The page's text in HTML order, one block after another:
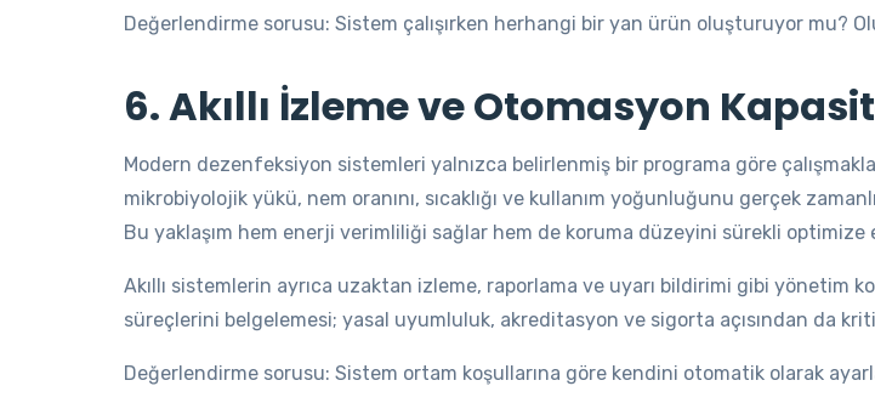
Değerlendirme sorusu: Sistem çalışırken herhangi bir yan ürün oluşturuyor mu?
6. Akıllı İzleme ve Otomasyon
Modern dezenfeksiyon sistemleri yalnızca belirlenmiş bir programa göre
mikrobiyolojik yükü, nem oranını, sıcaklığı ve kullanım yoğunluğunu gerçek
Bu yaklaşım hem enerji verimliliği sağlar hem de koruma düzeyini sürekli optimize
Akıllı sistemlerin ayrıca uzaktan izleme, raporlama ve uyarı bildirimi gibi yönetim
süreçlerini belgelemesi; yasal uyumluluk, akreditasyon ve sigorta açısından da
Değerlendirme sorusu: Sistem ortam koşullarına göre kendini otomatik olarak